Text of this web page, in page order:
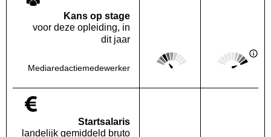
Kans op stage
voor deze opleiding, in
dit jaar
Mediaredactiemedewerker Deze regio:
Score: 2 van 5
Landelijk
Score: 5 van
Startsalaris
landelijk gemiddeld bruto